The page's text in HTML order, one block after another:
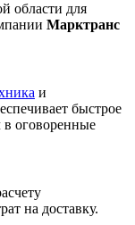
области для
Марктранс
и
быстрое
в оговоренные
на доставку.